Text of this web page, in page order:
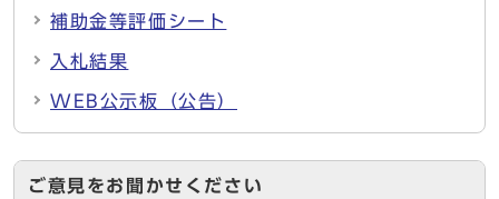
補助金等評価シート
入札結果
WEB公示板（公告）
ご意見をお聞かせください